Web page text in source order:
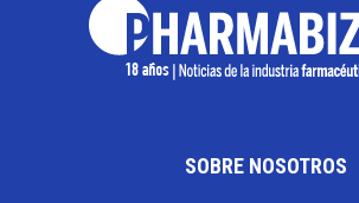
SOBRE NOSOTROS